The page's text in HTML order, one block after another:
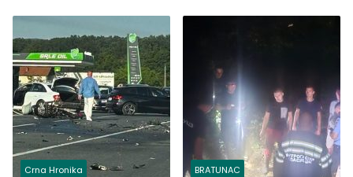
rješenje
Crna Hronika BRATUNAC